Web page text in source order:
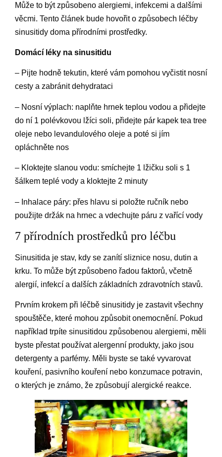
Může to být způsobeno alergiemi, infekcemi a dalšími
věcmi. Tento článek bude hovořit o způsobech léčby
sinusitidy doma přírodními prostředky.
Domácí léky na sinusitidu
– Pijte hodně tekutin, které vám pomohou vyčistit nosní
cesty a zabránit dehydrataci
– Nosní výplach: naplňte hrnek teplou vodou a přidejte
do ní 1 polévkovou lžíci soli, přidejte pár kapek tea tree
oleje nebo levandulového oleje a poté si jím
opláchněte nos
– Kloktejte slanou vodu: smíchejte 1 lžičku soli s 1
šálkem teplé vody a kloktejte 2 minuty
– Inhalace páry: přes hlavu si položte ručník nebo
použijte držák na hrnec a vdechujte páru z vařící vody
7 přírodních prostředků pro léčbu
Sinusitida je stav, kdy se zanítí sliznice nosu, dutin a
krku. To může být způsobeno řadou faktorů, včetně
alergií, infekcí a dalších základních zdravotních stavů.
Prvním krokem při léčbě sinusitidy je zastavit všechny
spouštěče, které mohou způsobit onemocnění. Pokud
například trpíte sinusitidou způsobenou alergiemi, měli
byste přestat používat alergenní produkty, jako jsou
detergenty a parfémy. Měli byste se také vyvarovat
kouření, pasivního kouření nebo konzumace potravin,
o kterých je známo, že způsobují alergické reakce.